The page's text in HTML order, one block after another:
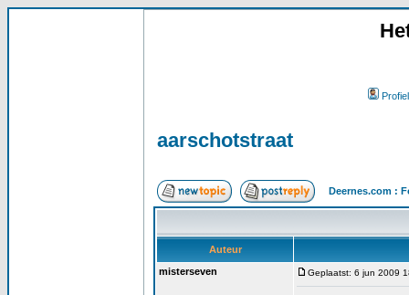
Profiel
aarschotstraat
Deernes.com :
Auteur
misterseven
Geplaatst: 6 jun 2009